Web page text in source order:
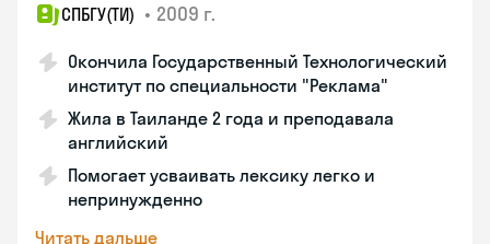
СПБГУ(ТИ) • 2009 г.
Окончила Государственный Технологический
институт по специальности "Реклама"
Жила в Таиланде 2 года и преподавала
английский
Помогает усваивать лексику легко и
непринужденно
Читать дальше